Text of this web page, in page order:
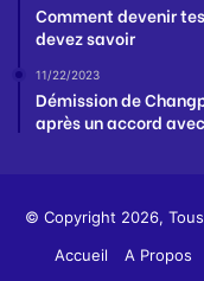
Comment devenir
devez savoir
11/22/2023
Démission de
après un accord
© Copyright 2026,
Accueil
A Propos